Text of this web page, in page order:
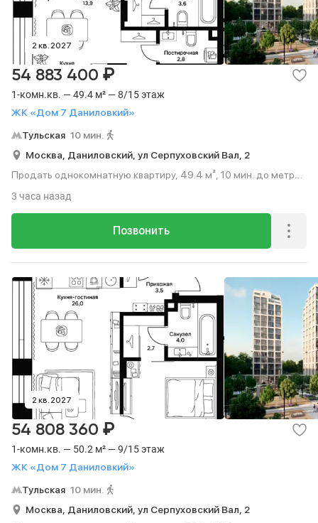
2 кв. 2027
1-комн.кв. — 49.4 м² — 8/15 этаж
ЖК «Дом 7 Даниловкий»
54 883 400 ₽
Тульская 10 мин.
Москва, Даниловский, ул Серпуховский Вал, 2
Продать однокомнатную квартиру, 49.4 м², 10 мин. до метро
Позвонить
3 часа назад
2 кв. 2027
1-комн.кв. — 50.2 м² — 9/15 этаж
ЖК «Дом 7 Даниловкий»
54 808 360 ₽
Тульская 10 мин.
Москва, Даниловский, ул Серпуховский Вал, 2